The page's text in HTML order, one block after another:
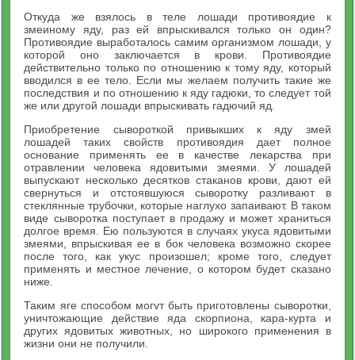
Откуда же взялось в теле лошади противоядие к
змеиному яду, раз ей впрыскивался только он один?
Противоядие выработалось самим организмом лошади, у
которой оно заключается в крови. Противоядие
действительно только по отношению к тому яду, который
вводился в ее тело. Если мы желаем получить такие же
последствия и по отношению к яду гадюки, то следует той
же или другой лошади впрыскивать гадючий яд.
Приобретение сывороткой привыкших к яду змей
лошадей таких свойств противоядия дает полное
основание применять ее в качестве лекарства при
отравлении человека ядовитыми змеями. У лошадей
выпускают несколько десятков стаканов крови, дают ей
свернуться и отстоявшуюся сыворотку разливают в
стеклянные трубочки, которые наглухо запаивают. В таком
виде сыворотка поступает в продажу и может храниться
долгое время. Ею пользуются в случаях укуса ядовитыми
змеями, впрыскивая ее в бок человека возможно скорее
после того, как укус произошел; кроме того, следует
применять и местное лечение, о котором будет сказано
ниже.
Таким яге способом могvт быть приготовлены сыворотки,
уничтожающие действие яда скорпиона, кара-курта и
других ядовитых животных, но широкого применения в
жизни они не получили.